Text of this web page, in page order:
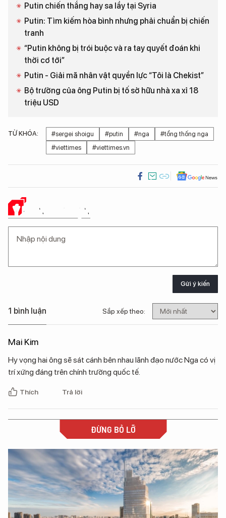
Putin chiến thắng hay sa lầy tại Syria
Putin: Tìm kiếm hòa bình nhưng phải chuẩn bị chiến
tranh
“Putin không bị trói buộc và ra tay quyết đoán khi
thời cơ tới”
Putin - Giải mã nhân vật quyền lực “Tôi là Chekist”
Bộ trưởng của ông Putin bị tố sở hữu nhà xa xỉ 18
triệu USD
TỪ KHÓA: #sergei shoigu #putin #nga
#tổng thống nga
#viettimes
#viettimes.vn
Ý KIẾN CỦA BẠN
Gửi ý kiến
1 bình luận Sắp xếp theo:
Mai Kim
Hy vọng hai ông sẽ sát cánh bên nhau lãnh đạo nước Nga có vị
trí xứng đáng trên chính trường quốc tế.
Thích Trả lời
ĐỪNG BỎ LỠ